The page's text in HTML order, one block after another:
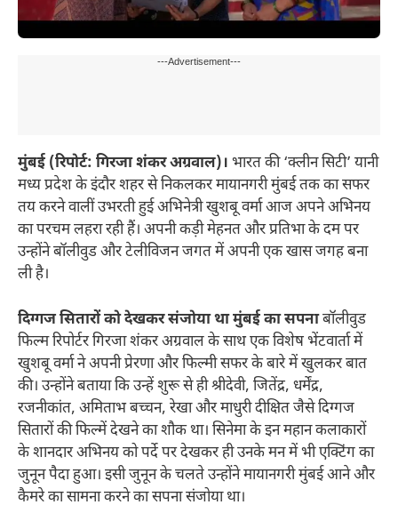
---Advertisement---
मुंबई (रिपोर्ट: गिरजा शंकर अग्रवाल)। भारत की ‘क्लीन सिटी’ यानी
मध्य प्रदेश के इंदौर शहर से निकलकर मायानगरी मुंबई तक का सफर
तय करने वालीं उभरती हुई अभिनेत्री खुशबू वर्मा आज अपने अभिनय
का परचम लहरा रही हैं। अपनी कड़ी मेहनत और प्रतिभा के दम पर
उन्होंने बॉलीवुड और टेलीविजन जगत में अपनी एक खास जगह बना
ली है।
दिग्गज सितारों को देखकर संजोया था मुंबई का सपनाबॉलीवुड
फिल्म रिपोर्टर गिरजा शंकर अग्रवाल के साथ एक विशेष भेंटवार्ता में
खुशबू वर्मा ने अपनी प्रेरणा और फिल्मी सफर के बारे में खुलकर बात
की। उन्होंने बताया कि उन्हें शुरू से ही श्रीदेवी, जितेंद्र, धर्मेंद्र,
रजनीकांत, अमिताभ बच्चन, रेखा और माधुरी दीक्षित जैसे दिग्गज
सितारों की फिल्में देखने का शौक था। सिनेमा के इन महान कलाकारों
के शानदार अभिनय को पर्दे पर देखकर ही उनके मन में भी एक्टिंग का
जुनून पैदा हुआ। इसी जुनून के चलते उन्होंने मायानगरी मुंबई आने और
कैमरे का सामना करने का सपना संजोया था।